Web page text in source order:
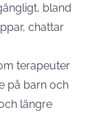
bland
chattar
terapeuter
på barn och
längre